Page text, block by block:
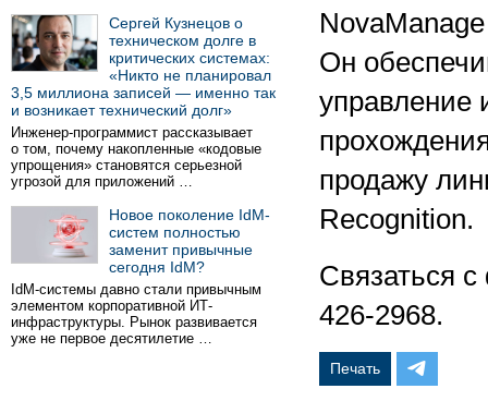
Сергей Кузнецов о
техническом долге в
критических системах:
«Никто не планировал
3,5 миллиона записей — именно так
и возникает технический долг»
Инженер-программист рассказывает
о том, почему накопленные «кодовые
упрощения» становятся серьезной
угрозой для приложений …
Новое поколение IdM-
систем полностью
заменит привычные
сегодня IdM?
IdM-системы давно стали привычным
элементом корпоративной ИТ-
инфраструктуры. Рынок развивается
уже не первое десятилетие …
Он
управление
продажу
Recognition.
Связаться
426-2968.
Печать